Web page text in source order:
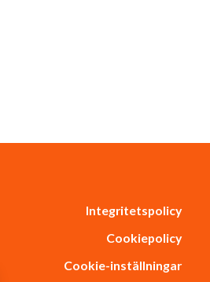
Integritetspolicy
Cookiepolicy
Cookie-inställningar